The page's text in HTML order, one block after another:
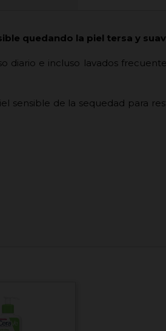
quedando la piel tersa y
diario e incluso lavados
sensible de la sequedad para